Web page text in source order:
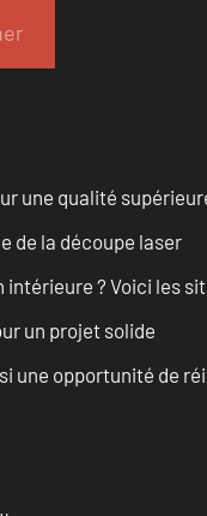
une qualité
de la découpe laser
? Voici les
un projet solide
une opportunité de